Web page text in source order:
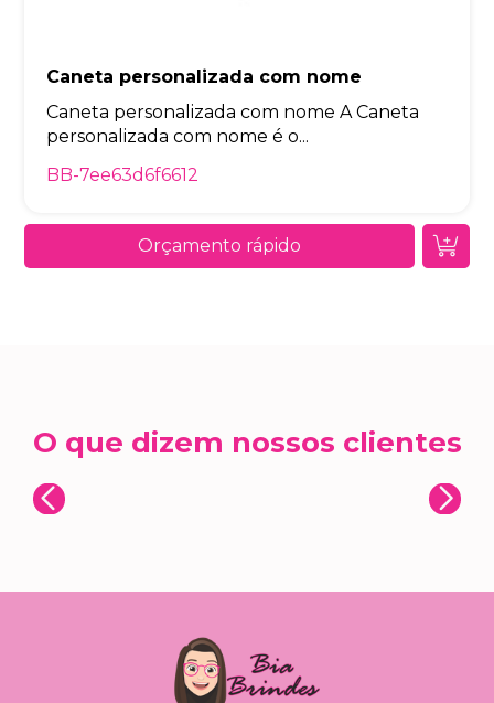
Caneta personalizada com nome
Caneta personalizada com nome A Caneta
personalizada com nome é o...
BB-7ee63d6f6612
Orçamento rápido
O que dizem nossos clientes